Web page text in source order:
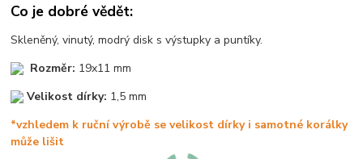
Co je dobré vědět:
Skleněný, vinutý, modrý disk s výstupky a puntíky.
Rozměr: 19x11 mm
Velikost dírky: 1,5 mm
*vzhledem k ruční výrobě se velikost dírky i samotné korálky
může lišit